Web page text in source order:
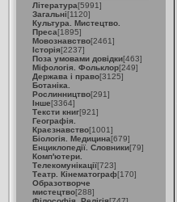
Література[5991]
Загальні[1120]
Культура. Мистецтво.
Преса[1895]
Мовознавство[2461]
Історія[2237]
Поза умовами довідки[463]
Міфологія. Фольклор[249]
Держава і право[3125]
Ботаніка.
Рослинництво[291]
Інше[3364]
Тексти книг[921]
Географія.
Краєзнавство[1001]
Біологія. Медицина[679]
Енциклопедії. Словники[79]
Комп'ютери.
Телекомунікації[723]
Театр. Кінематограф[170]
Образотворче
мистецтво[288]